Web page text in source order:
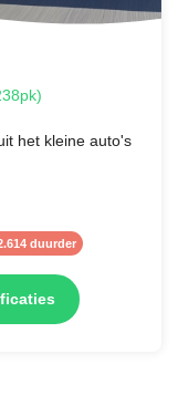
het kleine auto's
duurder